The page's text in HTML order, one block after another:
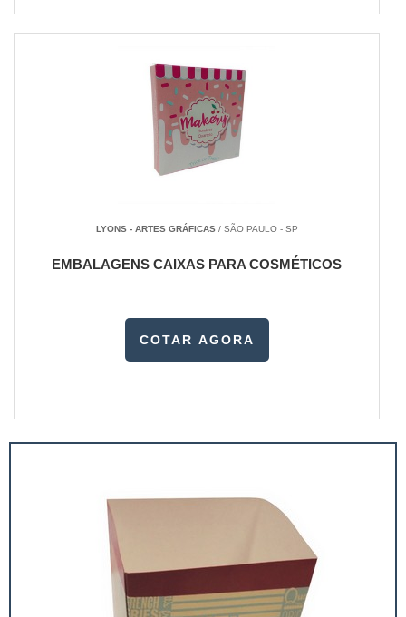
LYONS - ARTES GRÁFICAS/ SÃO PAULO - SP
EMBALAGENS CAIXAS PARA COSMÉTICOS
COTAR AGORA